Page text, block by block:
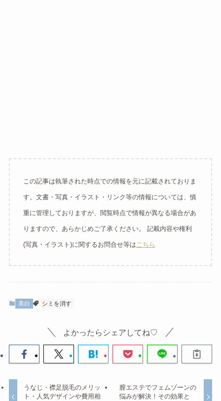
この記事は執筆された時点での情報を元に記載されておりま
す。文書・写真・イラスト・リンク等の情報については、慎
重に管理しておりますが、閲覧時点で情報が異なる場合があ
りますので、あらかじめご了承ください。 記載内容や権利
(写真・イラスト)に関するお問合せ等はこちら
美白 シミを消す
よかったらシェアしてね♡
うなじ・襟足脱毛のメリッ
ト・人気デザインや費用相
膣エステでフェムゾーンの
悩みが解決！その効果と